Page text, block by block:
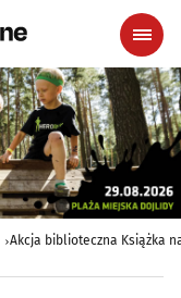
Akcja biblioteczna Książka